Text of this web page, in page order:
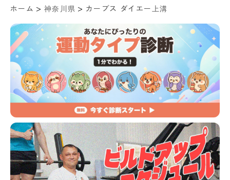
ホーム > 神奈川県 > カーブス ダイエー上溝